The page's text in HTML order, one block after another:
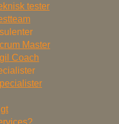
tester
Master
Coach